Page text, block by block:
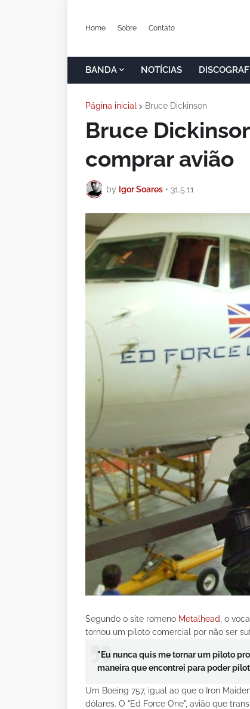
Home Sobre Contato
BANDA NOTÍCIAS
Página inicial Bruce Dickinson
Bruce
comprar avião
by Igor Soares • 31.5.11
Segundo o site romeno Metalhead , o
tornou um piloto comercial por não ser
"Eu nunca quis me tornar um piloto
maneira que encontrei para poder
Um Boeing 757, igual ao que o Iron
dólares. O "Ed Force One", avião que